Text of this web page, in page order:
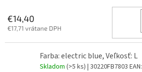
€14,40
€17,71 vrátane DPH
Farba: electric blue, Veľkosť: L
Skladom (>5 ks) | 30220FB7803 EAN: